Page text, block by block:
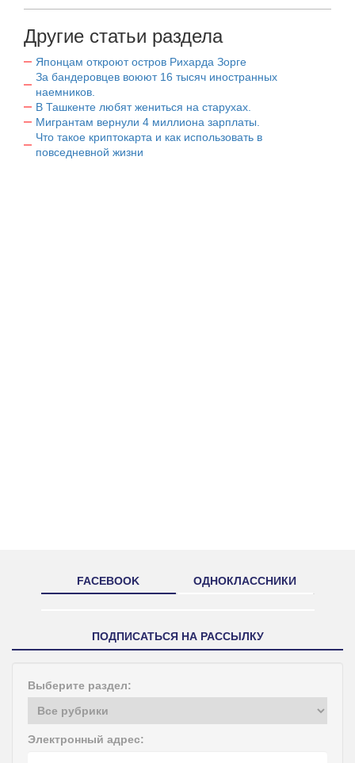
Другие статьи раздела
Японцам откроют остров Рихарда Зорге
За бандеровцев воюют 16 тысяч иностранных
наемников.
В Ташкенте любят жениться на старухах.
Мигрантам вернули 4 миллиона зарплаты.
Что такое криптокарта и как использовать в
повседневной жизни
FACEBOOK ОДНОКЛАССНИКИ
ПОДПИСАТЬСЯ НА РАССЫЛКУ
Выберите раздел:
Электронный адрес: